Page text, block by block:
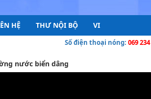
HỆ THƯ NỘI BỘ VI
Số điện thoại nóng:069 234 1042
nước biển dâng